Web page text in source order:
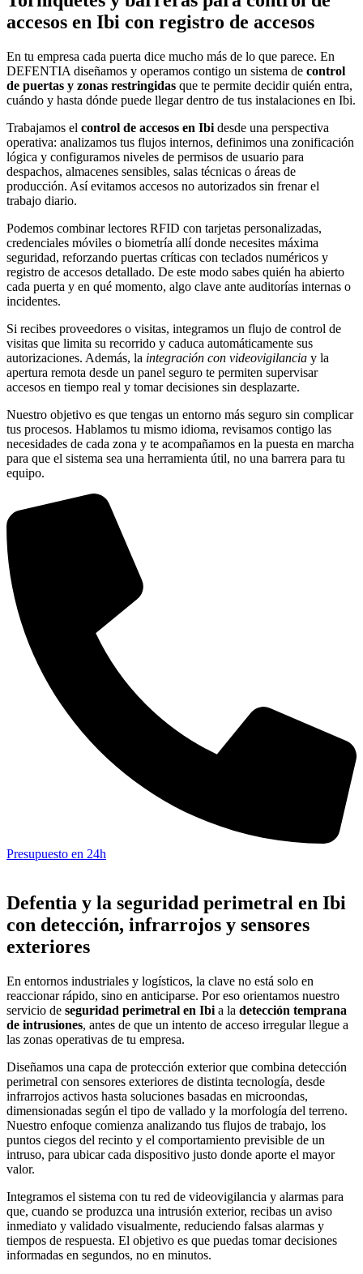
accesos en Ibi con registro de accesos
En tu empresa cada puerta dice mucho más de lo que parece. En
DEFENTIA diseñamos y operamos contigo un sistema de control
de puertas y zonas restringidas que te permite decidir quién entra,
cuándo y hasta dónde puede llegar dentro de tus instalaciones en Ibi.
Trabajamos el control de accesos en Ibi desde una perspectiva
operativa: analizamos tus flujos internos, definimos una zonificación
lógica y configuramos niveles de permisos de usuario para
despachos, almacenes sensibles, salas técnicas o áreas de
producción. Así evitamos accesos no autorizados sin frenar el
trabajo diario.
Podemos combinar lectores RFID con tarjetas personalizadas,
credenciales móviles o biometría allí donde necesites máxima
seguridad, reforzando puertas críticas con teclados numéricos y
registro de accesos detallado. De este modo sabes quién ha abierto
cada puerta y en qué momento, algo clave ante auditorías internas o
incidentes.
Si recibes proveedores o visitas, integramos un flujo de control de
visitas que limita su recorrido y caduca automáticamente sus
autorizaciones. Además, la integración con videovigilancia y la
apertura remota desde un panel seguro te permiten supervisar
accesos en tiempo real y tomar decisiones sin desplazarte.
Nuestro objetivo es que tengas un entorno más seguro sin complicar
tus procesos. Hablamos tu mismo idioma, revisamos contigo las
necesidades de cada zona y te acompañamos en la puesta en marcha
para que el sistema sea una herramienta útil, no una barrera para tu
equipo.
Presupuesto en 24h
Defentia y la seguridad perimetral en Ibi
con detección, infrarrojos y sensores
exteriores
En entornos industriales y logísticos, la clave no está solo en
reaccionar rápido, sino en anticiparse. Por eso orientamos nuestro
servicio de seguridad perimetral en Ibi a la detección temprana
de intrusiones, antes de que un intento de acceso irregular llegue a
las zonas operativas de tu empresa.
Diseñamos una capa de protección exterior que combina detección
perimetral con sensores exteriores de distinta tecnología, desde
infrarrojos activos hasta soluciones basadas en microondas,
dimensionadas según el tipo de vallado y la morfología del terreno.
Nuestro enfoque comienza analizando tus flujos de trabajo, los
puntos ciegos del recinto y el comportamiento previsible de un
intruso, para ubicar cada dispositivo justo donde aporte el mayor
valor.
Integramos el sistema con tu red de videovigilancia y alarmas para
que, cuando se produzca una intrusión exterior, recibas un aviso
inmediato y validado visualmente, reduciendo falsas alarmas y
tiempos de respuesta. El objetivo es que puedas tomar decisiones
informadas en segundos, no en minutos.